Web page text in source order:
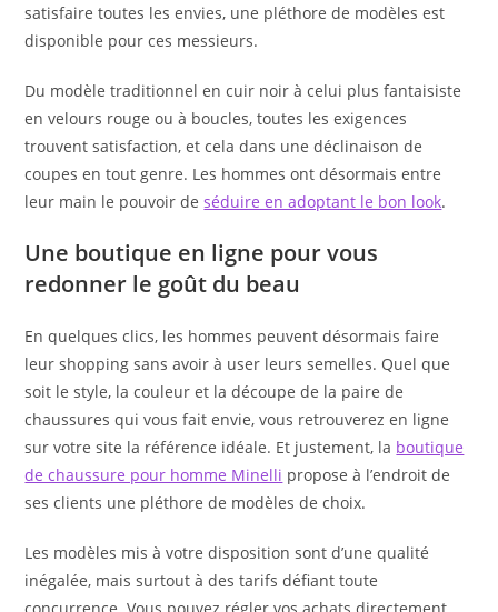
satisfaire toutes les envies, une pléthore de modèles est
disponible pour ces messieurs.
Du modèle traditionnel en cuir noir à celui plus fantaisiste
en velours rouge ou à boucles, toutes les exigences
trouvent satisfaction, et cela dans une déclinaison de
coupes en tout genre. Les hommes ont désormais entre
leur main le pouvoir deséduire en adoptant le bon look.
Une boutique en ligne pour vous
redonner le goût du beau
En quelques clics, les hommes peuvent désormais faire
leur shopping sans avoir à user leurs semelles. Quel que
soit le style, la couleur et la découpe de la paire de
chaussures qui vous fait envie, vous retrouverez en ligne
sur votre site la référence idéale. Et justement, la boutique
de chaussure pour homme Minelli propose à l’endroit de
ses clients une pléthore de modèles de choix.
Les modèles mis à votre disposition sont d’une qualité
inégalée, mais surtout à des tarifs défiant toute
concurrence. Vous pouvez régler vos achats directement